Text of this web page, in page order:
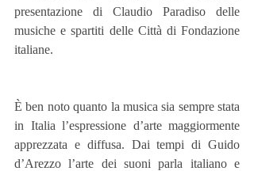
presentazione di Claudio Paradiso delle
musiche e spartiti delle Città di Fondazione
italiane.
È ben noto quanto la musica sia sempre stata
in Italia l’espressione d’arte maggiormente
apprezzata e diffusa. Dai tempi di Guido
d’Arezzo l’arte dei suoni parla italiano e